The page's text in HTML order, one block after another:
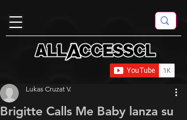
Brigitte Calls Me Baby lanza su
Lukas Cruzat V.